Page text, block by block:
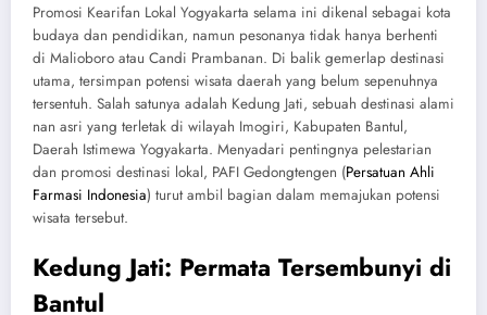
Promosi Kearifan Lokal Yogyakarta selama ini dikenal sebagai kota
budaya dan pendidikan, namun pesonanya tidak hanya berhenti
di Malioboro atau Candi Prambanan. Di balik gemerlap destinasi
utama, tersimpan potensi wisata daerah yang belum sepenuhnya
tersentuh. Salah satunya adalah Kedung Jati, sebuah destinasi alami
nan asri yang terletak di wilayah Imogiri, Kabupaten Bantul,
Daerah Istimewa Yogyakarta. Menyadari pentingnya pelestarian
dan promosi destinasi lokal, PAFI Gedongtengen (Persatuan Ahli
Farmasi Indonesia) turut ambil bagian dalam memajukan potensi
wisata tersebut.
Kedung Jati: Permata Tersembunyi di
Bantul